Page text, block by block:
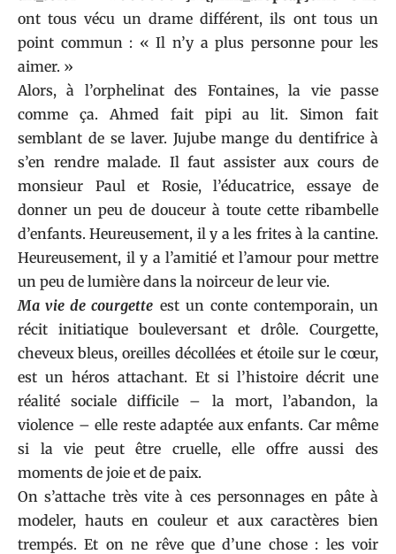
ont tous vécu un drame différent, ils ont tous un
point commun : « Il n’y a plus personne pour les
aimer. »
Alors, à l’orphelinat des Fontaines, la vie passe
comme ça. Ahmed fait pipi au lit. Simon fait
semblant de se laver. Jujube mange du dentifrice à
s’en rendre malade. Il faut assister aux cours de
monsieur Paul et Rosie, l’éducatrice, essaye de
donner un peu de douceur à toute cette ribambelle
d’enfants. Heureusement, il y a les frites à la cantine.
Heureusement, il y a l’amitié et l’amour pour mettre
un peu de lumière dans la noirceur de leur vie.
Ma vie de courgette est un conte contemporain, un
récit initiatique bouleversant et drôle. Courgette,
cheveux bleus, oreilles décollées et étoile sur le cœur,
est un héros attachant. Et si l’histoire décrit une
réalité sociale difficile – la mort, l’abandon, la
violence – elle reste adaptée aux enfants. Car même
si la vie peut être cruelle, elle offre aussi des
moments de joie et de paix.
On s’attache très vite à ces personnages en pâte à
modeler, hauts en couleur et aux caractères bien
trempés. Et on ne rêve que d’une chose : les voir